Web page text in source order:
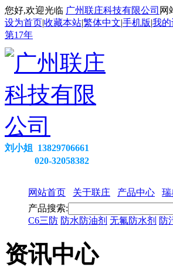
您好,欢迎光临 广州联庄科技有限公司 网
设为首页|收藏本站|繁体中文|手机版|我
第17年
刘小姐 13829706661
020-32058382
网站首页 关于联庄 产品中心 瑞
产品搜索:
C6三防 防水防油剂 无氟防水剂 防
资讯中心